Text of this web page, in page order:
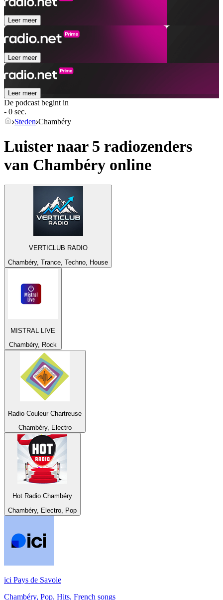
Leer meer
Leer meer
Leer meer
De podcast begint in
- 0 sec.
Steden Chambéry
Luister naar 5 radiozenders
van Chambéry online
VERTICLUB RADIO
Chambéry, Trance, Techno, House
MISTRAL LIVE
Chambéry, Rock
Radio Couleur Chartreuse
Chambéry, Electro
Hot Radio Chambéry
Chambéry, Electro, Pop
ici Pays de Savoie
Chambéry, Pop, Hits, French songs